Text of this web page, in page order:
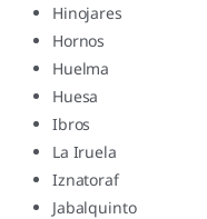
Hinojares
Hornos
Huelma
Huesa
Ibros
La Iruela
Iznatoraf
Jabalquinto